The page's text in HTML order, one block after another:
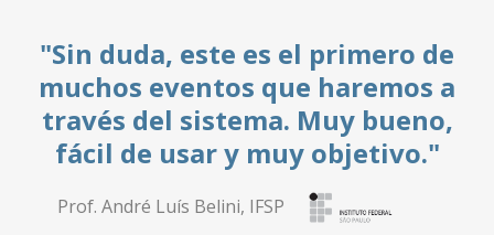
este es el primero de
que haremos a
sistema. Muy bueno,
y muy objetivo."
Belini, IFSP
"Su
Sepan
de la